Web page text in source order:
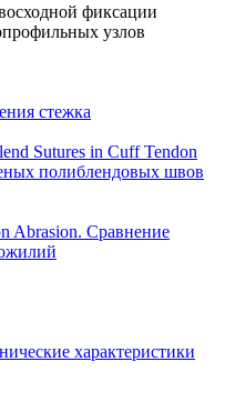
фиксации
узлов
стежка
Sutures in Cuff Tendon
полиблендовых швов
Abrasion. Сравнение
характеристики